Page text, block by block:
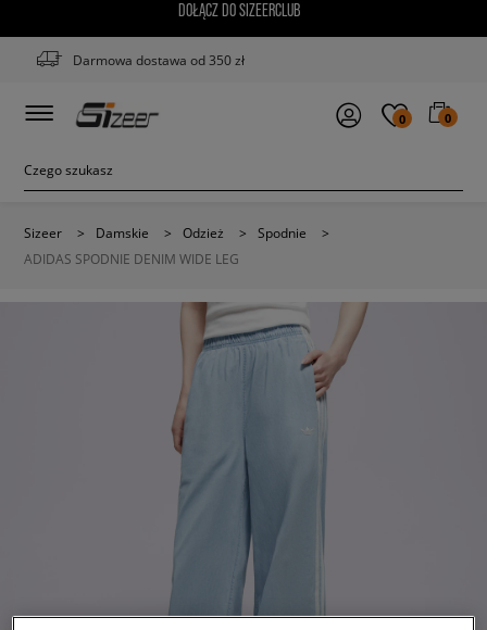
DOŁĄCZ DO SIZEERCLUB
Darmowa dostawa od 350 zł
0 0
Sizeer > Damskie > Odzież > Spodnie
>
ADIDAS SPODNIE DENIM WIDE LEG